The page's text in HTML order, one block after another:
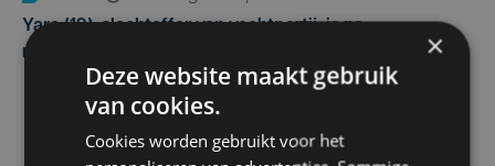
Yaro (19), slachtoffer van vechtpartij, is na
maandenlange coma overleden
×
Deze website maakt gebruik
van cookies.
Cookies worden gebruikt voor het